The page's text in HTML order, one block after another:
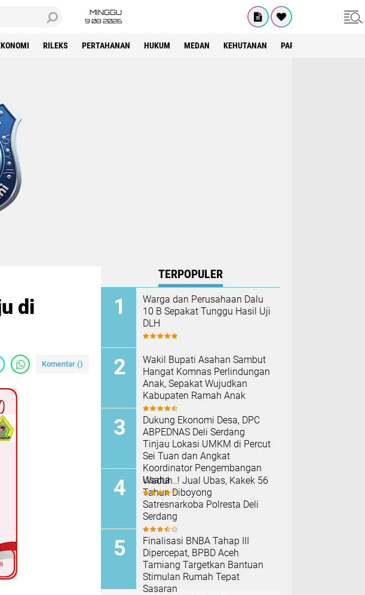
MINGGU
9 08 2026
RILEKS PERTAHANAN HUKUM MEDAN KEHUTANAN PARIWISATA
di
Komentar ()
TERPOPULER
Warga dan Perusahaan Dalu
10 B Sepakat Tunggu Hasil Uji
DLH
Wakil Bupati Asahan Sambut
Hangat Komnas Perlindungan
Anak, Sepakat Wujudkan
Kabupaten Ramah Anak
Dukung Ekonomi Desa, DPC
ABPEDNAS Deli Serdang
Tinjau Lokasi UMKM di Percut
Sei Tuan dan Angkat
Koordinator Pengembangan
Usaha
Waduh..! Jual Ubas, Kakek 56
Tahun Diboyong
Satresnarkoba Polresta Deli
Serdang
Finalisasi BNBA Tahap III
Dipercepat, BPBD Aceh
Tamiang Targetkan Bantuan
Stimulan Rumah Tepat
Sasaran